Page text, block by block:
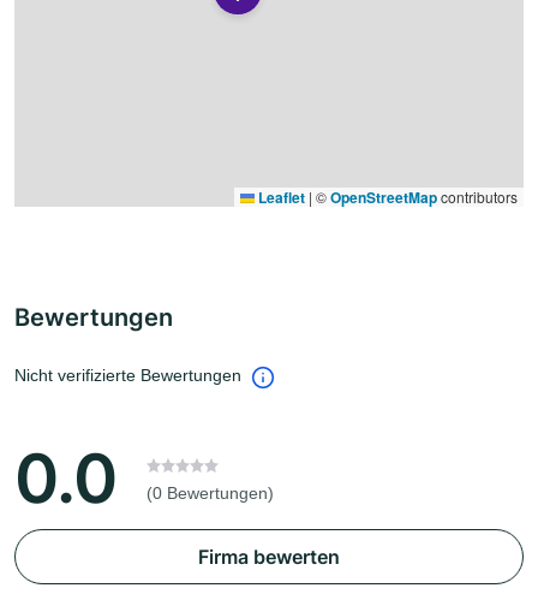
Leaflet | ©OpenStreetMapcontributors
Bewertungen
Nicht verifizierte Bewertungen
0.0 (0 Bewertungen)
Firma bewerten